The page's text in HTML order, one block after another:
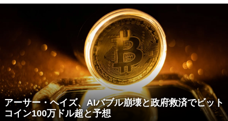
アーサー・ヘイズ、AIバブル崩壊と政府救済でビット
コイン100万ドル超と予想